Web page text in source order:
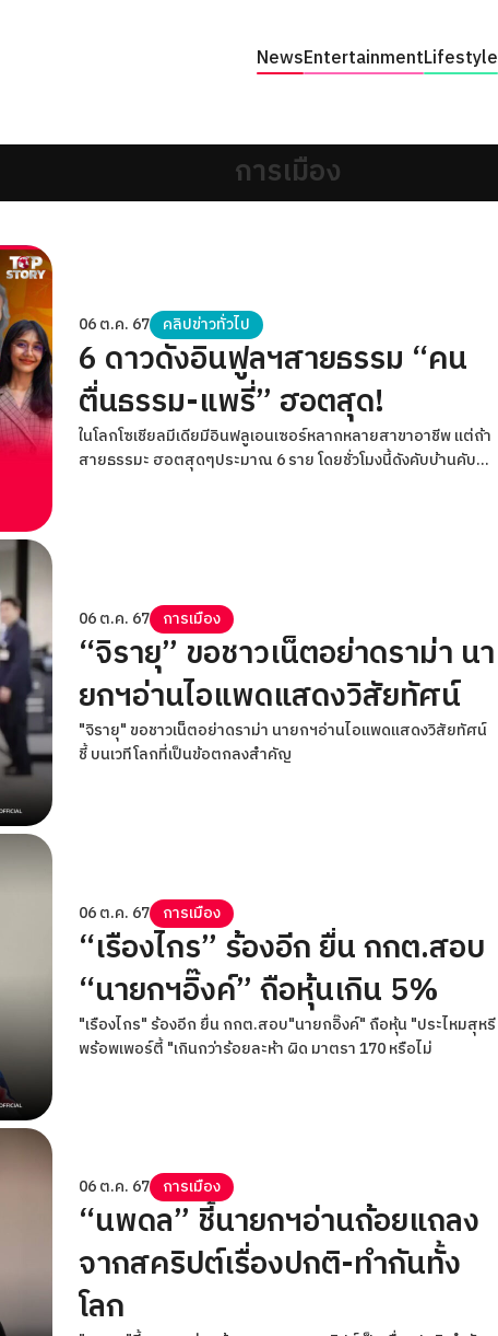
NewsEntertainmentLifestyle
การเมือง
06 ต.ค. 67 คลิปข่าวทั่วไป
6 ดาวดังอินฟูลฯสายธรรม “คน
ตื่นธรรม-แพรี่” ฮอตสุด!
ในโลกโซเชียลมีเดียมีอินฟลูเอนเซอร์หลากหลายสาขาอาชีพ แต่ถ้า
สายธรรมะ ฮอตสุดๆประมาณ 6 ราย โดยชั่วโมงนี้ดังคับบ้านคับ
06 ต.ค. 67 การเมือง
“จิรายุ” ขอชาวเน็ตอย่าดราม่า นา
ยกฯอ่านไอแพดแสดงวิสัยทัศน์
"จิรายุ" ขอชาวเน็ตอย่าดราม่า นายกฯอ่านไอแพดแสดงวิสัยทัศน์
ชี้ บนเวทีโลกที่เป็นข้อตกลงสำคัญ
06 ต.ค. 67 การเมือง
“เรืองไกร” ร้องอีก ยื่น กกต.สอบ
“นายกฯอิ๊งค์” ถือหุ้นเกิน 5%
"เรืองไกร" ร้องอีก ยื่น กกต.สอบ"นายกอิ๊งค์" ถือหุ้น "ประไหมสุหรี
พร้อพเพอร์ตี้ "เกินกว่าร้อยละห้า ผิด มาตรา 170 หรือไม่
06 ต.ค. 67 การเมือง
“นพดล” ชี้นายกฯอ่านถ้อยแถลง
จากสคริปต์เรื่องปกติ-ทำกันทั้ง
โลก